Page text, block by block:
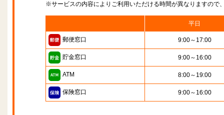
※サービスの内容によりご利用いただける時間が異なりますので
平日
郵便窓口 9:00～17:00
貯金窓口 9:00～16:00
ATM 8:00～19:00
保険窓口 9:00～16:00